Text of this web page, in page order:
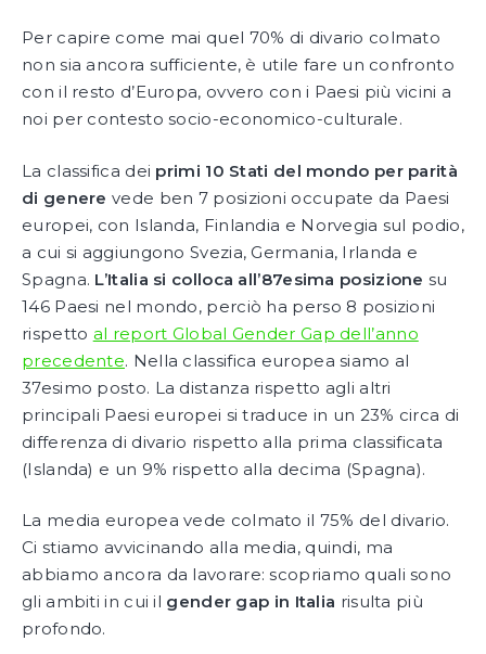
Per capire come mai quel 70% di divario colmato
non sia ancora sufficiente, è utile fare un confronto
con il resto d’Europa, ovvero con i Paesi più vicini a
noi per contesto socio-economico-culturale.
La classifica dei primi 10 Stati del mondo per parità
di genere vede ben 7 posizioni occupate da Paesi
europei, con Islanda, Finlandia e Norvegia sul podio,
a cui si aggiungono Svezia, Germania, Irlanda e
Spagna. L’Italia si colloca all’87esima posizione su
146 Paesi nel mondo, perciò ha perso 8 posizioni
rispetto al report Global Gender Gap dell’anno
precedente. Nella classifica europea siamo al
37esimo posto. La distanza rispetto agli altri
principali Paesi europei si traduce in un 23% circa di
differenza di divario rispetto alla prima classificata
(Islanda) e un 9% rispetto alla decima (Spagna).
La media europea vede colmato il 75% del divario.
Ci stiamo avvicinando alla media, quindi, ma
abbiamo ancora da lavorare: scopriamo quali sono
gli ambiti in cui il gender gap in Italia risulta più
profondo.